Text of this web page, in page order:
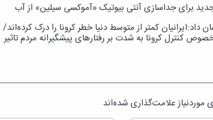
جدید برای جداسازی آنتی بیوتیک «آموکسی سیلین» از آب
یافته‌های پیمایش ملی کووید۱۹نشان داد:ایرانیان کمتر از متوسط دنیا خطر کرونا را درک کرده‌اند/
کنترل کرونا به شدت بر رفتارهای پیشگیرانه مردم تاثیر
علامت‌گذاری شده‌اند